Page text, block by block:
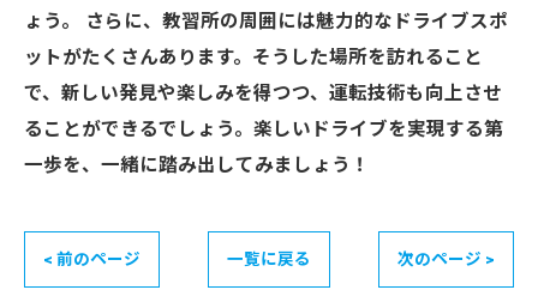
ょう。 さらに、教習所の周囲には魅力的なドライブスポ
ットがたくさんあります。そうした場所を訪れること
で、新しい発見や楽しみを得つつ、運転技術も向上させ
ることができるでしょう。楽しいドライブを実現する第
一歩を、一緒に踏み出してみましょう！
< 前のページ 一覧に戻る 次のページ >